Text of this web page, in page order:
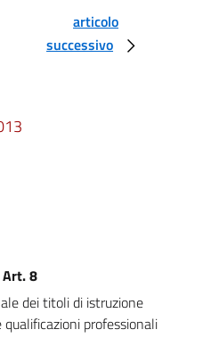
di istruzione e formazione e delle
Capo V
finali
articolo
successivo
Art. 8
dei titoli di istruzione
professionali